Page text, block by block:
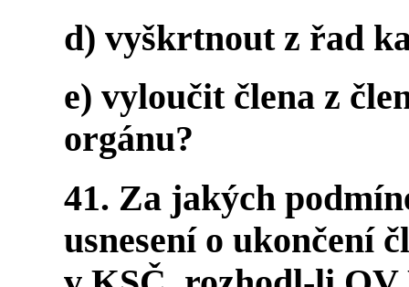
d) vyškrtnout z řad
e) vyloučit člena z
orgánu?
41. Za jakých
usnesení o ukončení